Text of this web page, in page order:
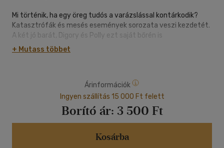
Mi történik, ha egy öreg tudós a varázslással kontárkodik?
Katasztrófák és mesés események sorozata veszi kezdetét.
A két jó barát, Digory és Polly ezt saját bőrén is
megtapasztalja: Andrew bácsinak köszönhetően egy
csodálatos birodalomba érkeznek, melyet Aslan, a Nagy
C. S. Lewis Narnia krónikáinak első kötetében megismerjük a
birodalmat, ahol a Jó és a Rossz örök harcát vívja.
+ Mutass többet
Árinformációk
Ingyen szállítás 15 000 Ft felett
Borító ár: 3 500 Ft
Kosárba